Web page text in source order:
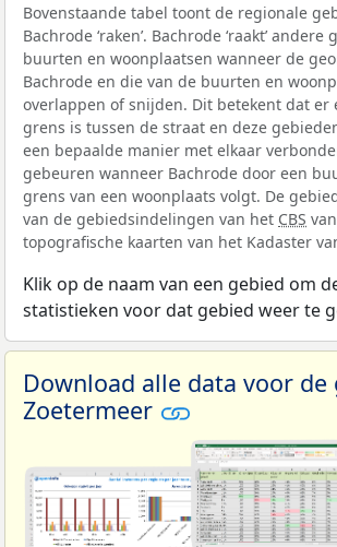
Bovenstaande tabel toont de regionale
Bachrode ‘raken’. Bachrode ‘raakt’ andere
buurten en woonplaatsen wanneer de
Bachrode en die van de buurten en
overlappen of snijden. Dit betekent dat er
grens is tussen de straat en deze
een bepaalde manier met elkaar
gebeuren wanneer Bachrode door een
grens van een woonplaats volgt. De
van de gebiedsindelingen van het CBS
topografische kaarten van het Kadaster
Klik op de naam van een gebied om
statistieken voor dat gebied weer te
Download alle data voor de
Zoetermeer